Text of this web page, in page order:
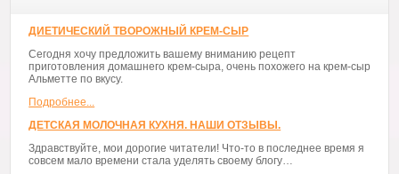
ДИЕТИЧЕСКИЙ ТВОРОЖНЫЙ КРЕМ-СЫР
Сегодня хочу предложить вашему вниманию рецепт
приготовления домашнего крем-сыра, очень похожего на крем-сыр
Альметте по вкусу.
Подробнее...
ДЕТСКАЯ МОЛОЧНАЯ КУХНЯ. НАШИ ОТЗЫВЫ.
Здравствуйте, мои дорогие читатели! Что-то в последнее время я
совсем мало времени стала уделять своему блогу…